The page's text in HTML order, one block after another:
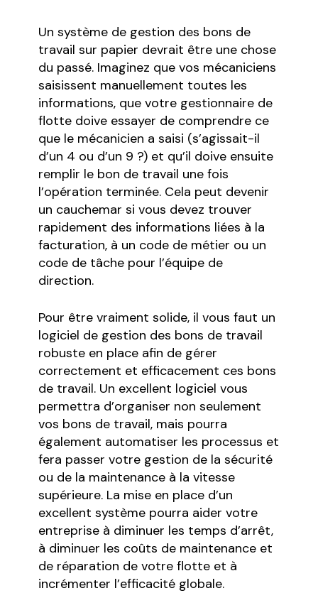
Un système de gestion des bons de
travail sur papier devrait être une chose
du passé. Imaginez que vos mécaniciens
saisissent manuellement toutes les
informations, que votre gestionnaire de
flotte doive essayer de comprendre ce
que le mécanicien a saisi (s’agissait-il
d’un 4 ou d’un 9 ?) et qu’il doive ensuite
remplir le bon de travail une fois
l’opération terminée. Cela peut devenir
un cauchemar si vous devez trouver
rapidement des informations liées à la
facturation, à un code de métier ou un
code de tâche pour l’équipe de
direction.
Pour être vraiment solide, il vous faut un
logiciel de gestion des bons de travail
robuste en place afin de gérer
correctement et efficacement ces bons
de travail. Un excellent logiciel vous
permettra d’organiser non seulement
vos bons de travail, mais pourra
également automatiser les processus et
fera passer votre gestion de la sécurité
ou de la maintenance à la vitesse
supérieure. La mise en place d’un
excellent système pourra aider votre
entreprise à diminuer les temps d’arrêt,
à diminuer les coûts de maintenance et
de réparation de votre flotte et à
incrémenter l’efficacité globale.